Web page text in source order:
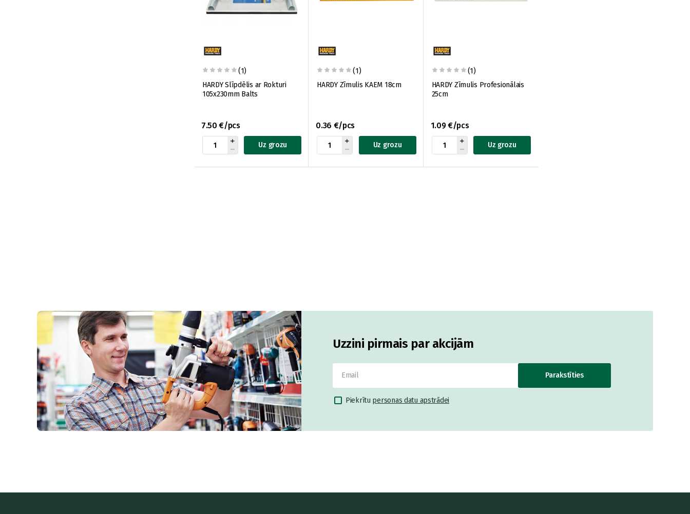
(1)
HARDY Slīpdēlis ar Rokturi
105x230mm Balts
7.50 €/pcs
Uz grozu
(1)
HARDY Zīmulis KAEM 18cm
0.36 €/pcs
Uz grozu
(1)
HARDY Zīmulis Profesionālais
25cm
1.09 €/pcs
Uz grozu
Uzzini pirmais par akcijām
Parakstīties
Piekrītu personas datu apstrādei